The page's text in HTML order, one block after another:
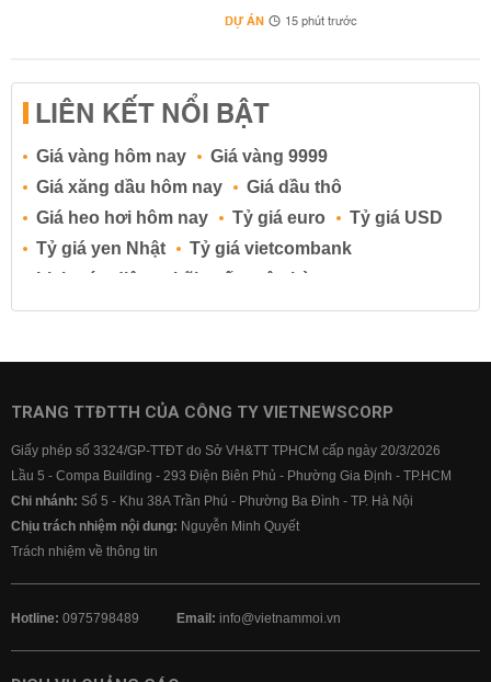
DỰ ÁN 15 phút trước
LIÊN KẾT NỔI BẬT
Giá vàng hôm nay
Giá vàng 9999
Giá xăng dầu hôm nay
Giá dầu thô
Giá heo hơi hôm nay
Tỷ giá euro
Tỷ giá USD
Tỷ giá yen Nhật
Tỷ giá vietcombank
Lịch cúp điện
Lãi suất ngân hàng
Lãi suất tiết kiệm
Lãi suất tiền gửi
Lãi suất ngân hàng BIDV
Lãi suất ngân hàng Vietcombank
TRANG TTĐTTH CỦA CÔNG TY VIETNEWSCORP
Giấy phép số 3324/GP-TTĐT do Sở VH&TT TPHCM cấp ngày 20/3/2026
Lầu 5 - Compa Building - 293 Điện Biên Phủ - Phường Gia Định - TP.HCM
Chi nhánh: Số 5 - Khu 38A Trần Phú - Phường Ba Đình - TP. Hà Nội
Chịu trách nhiệm nội dung: Nguyễn Minh Quyết
Trách nhiệm về thông tin
Hotline: 0975798489 Email: info@vietnammoi.vn